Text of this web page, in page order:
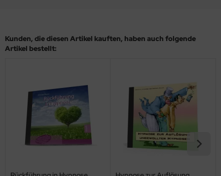
Kunden, die diesen Artikel kauften, haben auch folgende
Artikel bestellt: